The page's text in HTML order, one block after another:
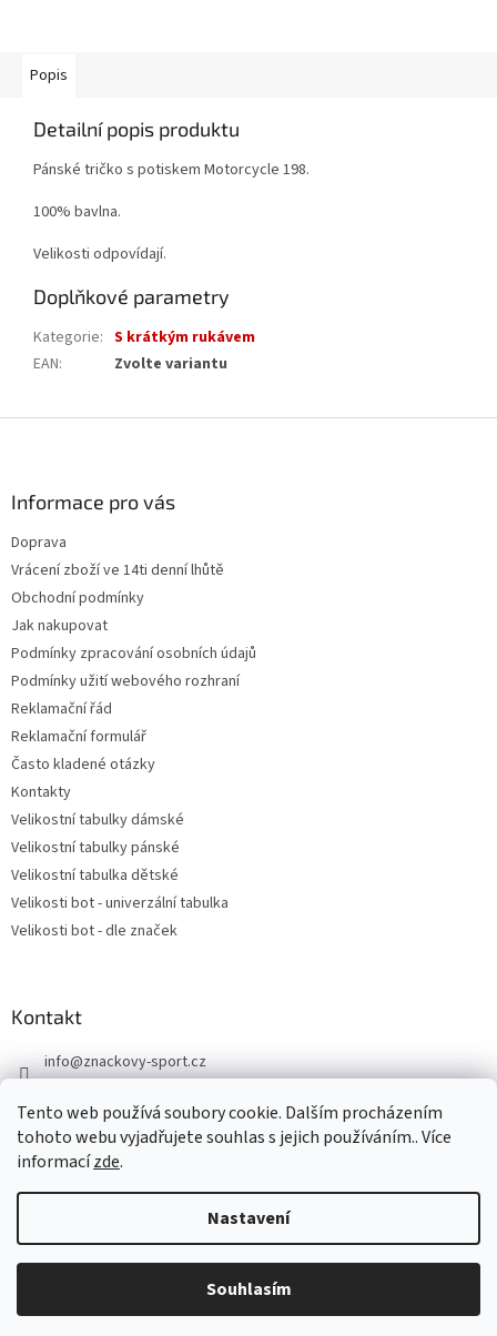
Tento web používá soubory cookie. Dalším procházením
tohoto webu vyjadřujete souhlas s jejich používáním.. Více
informacízde.
Nastavení
Souhlasím
DOVOLENÁ - objednávky přijaté nyní odešleme v pondělí 10.8.
Popis
Detailní popis produktu
Pánské tričko s potiskem Motorcycle 198.
100% bavlna.
Velikosti odpovídají.
Doplňkové parametry
Kategorie: S krátkým rukávem
EAN: Zvolte variantu
Informace pro vás
Doprava
Vrácení zboží ve 14ti denní lhůtě
Obchodní podmínky
Jak nakupovat
Podmínky zpracování osobních údajů
Podmínky užití webového rozhraní
Reklamační řád
Reklamační formulář
Často kladené otázky
Kontakty
Velikostní tabulky dámské
Velikostní tabulky pánské
Velikostní tabulka dětské
Velikosti bot - univerzální tabulka
Velikosti bot - dle značek
Kontakt
info@znackovy-sport.cz
Vytvořil Shoptet
Značkový sport. Všechna práva vyhrazena.